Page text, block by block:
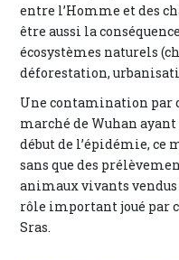
entre l’Homme et des
être aussi la
écosystèmes naturels
déforestation,
Une contamination par
marché de Wuhan
début de l’épidémie, ce
sans que des
animaux vivants
rôle important joué par
Sras.